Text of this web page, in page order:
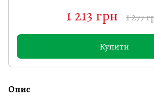
1 213 грн 1 277
Купити
Опис